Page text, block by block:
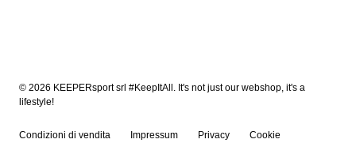
© 2026 KEEPERsport srl #KeepItAll. It's not just our webshop, it's a
lifestyle!
Condizioni di vendita Impressum Privacy Cookie